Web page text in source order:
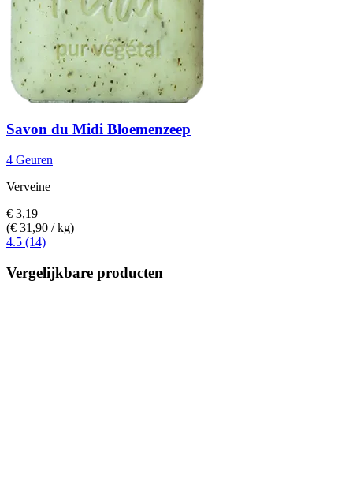
Savon du Midi Bloemenzeep
4 Geuren
Verveine
€ 3,19
(€ 31,90 / kg)
4.5 (14)
Vergelijkbare producten